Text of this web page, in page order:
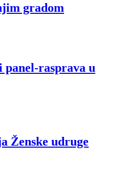
gradom
rasprava u
Ženske udruge